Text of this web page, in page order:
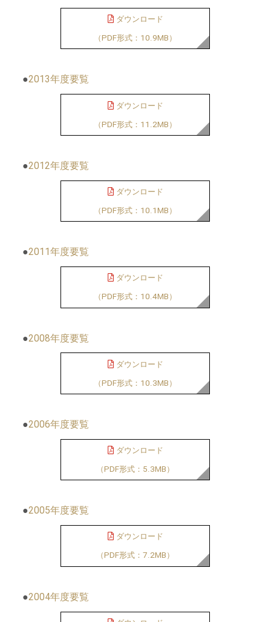
ダウンロード
（PDF形式：10.9MB）
●2013年度要覧
ダウンロード
（PDF形式：11.2MB）
●2012年度要覧
ダウンロード
（PDF形式：10.1MB）
●2011年度要覧
ダウンロード
（PDF形式：10.4MB）
●2008年度要覧
ダウンロード
（PDF形式：10.3MB）
●2006年度要覧
ダウンロード
（PDF形式：5.3MB）
●2005年度要覧
ダウンロード
（PDF形式：7.2MB）
●2004年度要覧